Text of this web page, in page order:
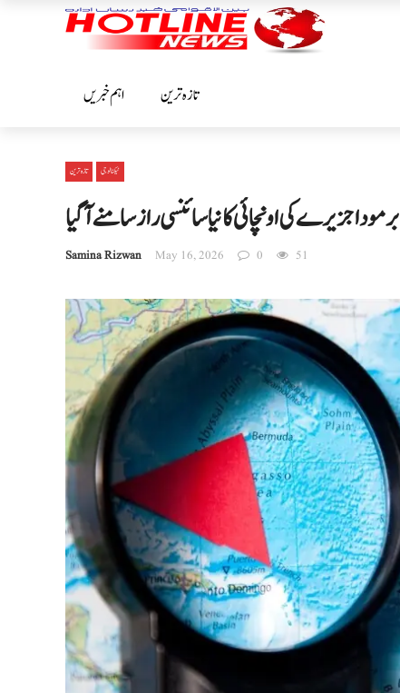
اہم خبریں تازہ ترین
تازہ ترین ٹیکنالوجی
برمودا جزیرے کی اونچائی کا نیا سائنسی راز سامنے آگیا
Samina Rizwan May 16, 2026 0 51